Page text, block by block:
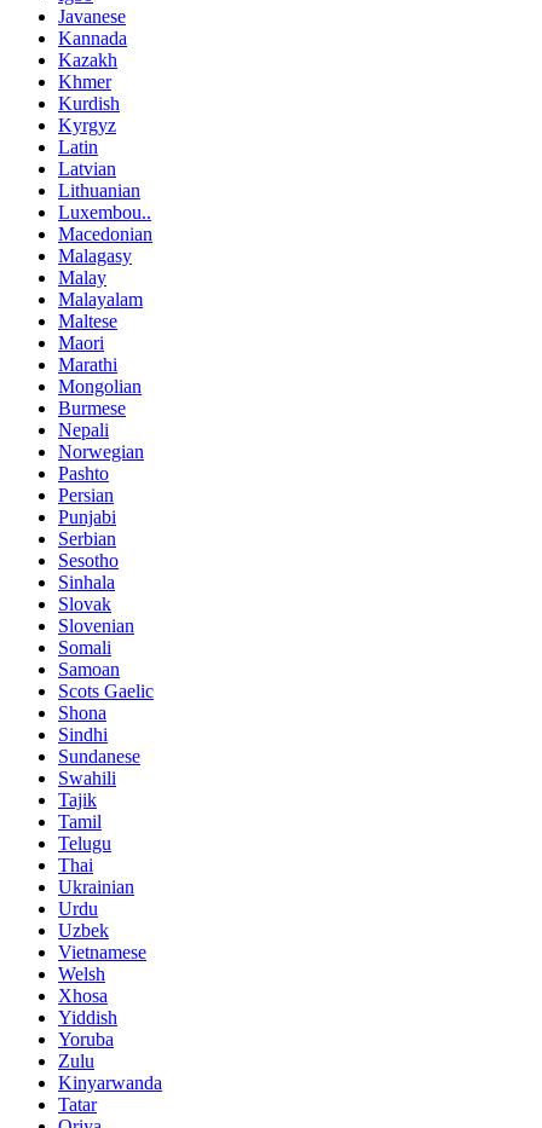
Javanese
Kannada
Kazakh
Khmer
Kurdish
Kyrgyz
Latin
Latvian
Lithuanian
Luxembou..
Macedonian
Malagasy
Malay
Malayalam
Maltese
Maori
Marathi
Mongolian
Burmese
Nepali
Norwegian
Pashto
Persian
Punjabi
Serbian
Sesotho
Sinhala
Slovak
Slovenian
Somali
Samoan
Scots Gaelic
Shona
Sindhi
Sundanese
Swahili
Tajik
Tamil
Telugu
Thai
Ukrainian
Urdu
Uzbek
Vietnamese
Welsh
Xhosa
Yiddish
Yoruba
Zulu
Kinyarwanda
Tatar